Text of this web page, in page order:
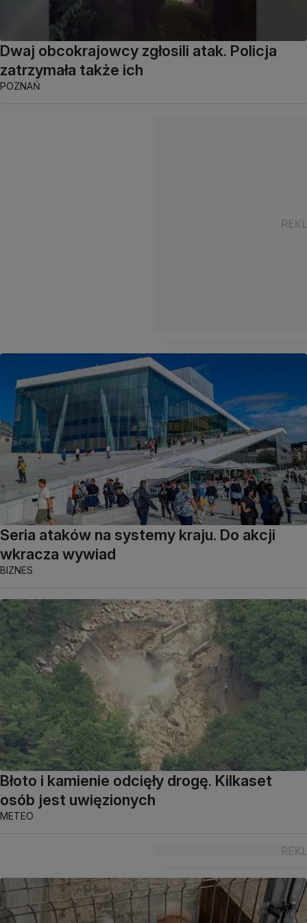
Dwaj obcokrajowcy zgłosili atak. Policja
zatrzymała także ich
POZNAŃ
Seria ataków na systemy kraju. Do akcji
wkracza wywiad
BIZNES
Błoto i kamienie odcięły drogę. Kilkaset
osób jest uwięzionych
METEO